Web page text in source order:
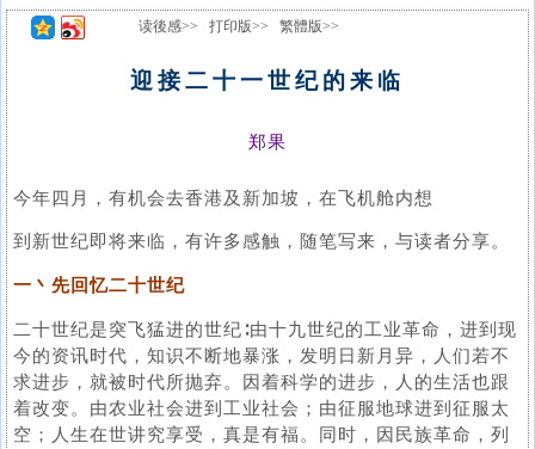
读後感>> 打印版>> 繁體版>>
迎接二十一世纪的来临
郑果
今年四月，有机会去香港及新加坡，在飞机舱内想
到新世纪即将来临，有许多感触，随笔写来，与读者分享。
一丶先回忆二十世纪
二十世纪是突飞猛进的世纪∶由十九世纪的工业革命，进到现
今的资讯时代，知识不断地暴涨，发明日新月异，人们若不
求进步，就被时代所抛弃。因着科学的进步，人的生活也跟
着改变。由农业社会进到工业社会；由征服地球进到征服太
空；人生在世讲究享受，真是有福。同时，因民族革命，列